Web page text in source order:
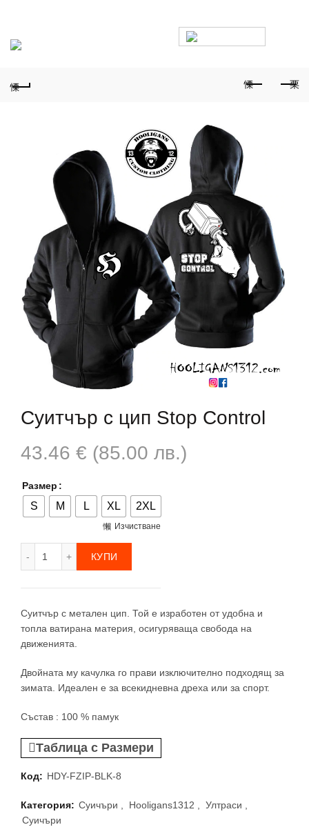
Суитчър с цип Stop Control
43.46 € (85.00 лв.)
Размер
S M L XL 2XL
Изчистване
КУПИ
Суитчър с метален цип. Той е изработен от удобна и
топла ватирана материя, осигуряваща свобода на
движенията.
Двойната му качулка го прави изключително подходящ за
зимата. Идеален е за всекидневна дреха или за спорт.
Състав : 100 % памук
Таблица с Размери
Код: HDY-FZIP-BLK-8
Категория: Суичъри , Hooligans1312 , Ултраси ,
Суичъри